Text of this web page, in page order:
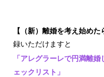
【（新）離婚を考え始めた
録いただけますと
「アレグラーレで円満離
ェックリスト」